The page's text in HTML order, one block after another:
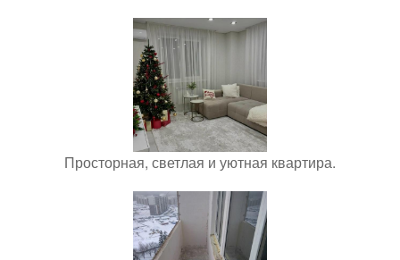
Просторная, светлая и уютная квартира.